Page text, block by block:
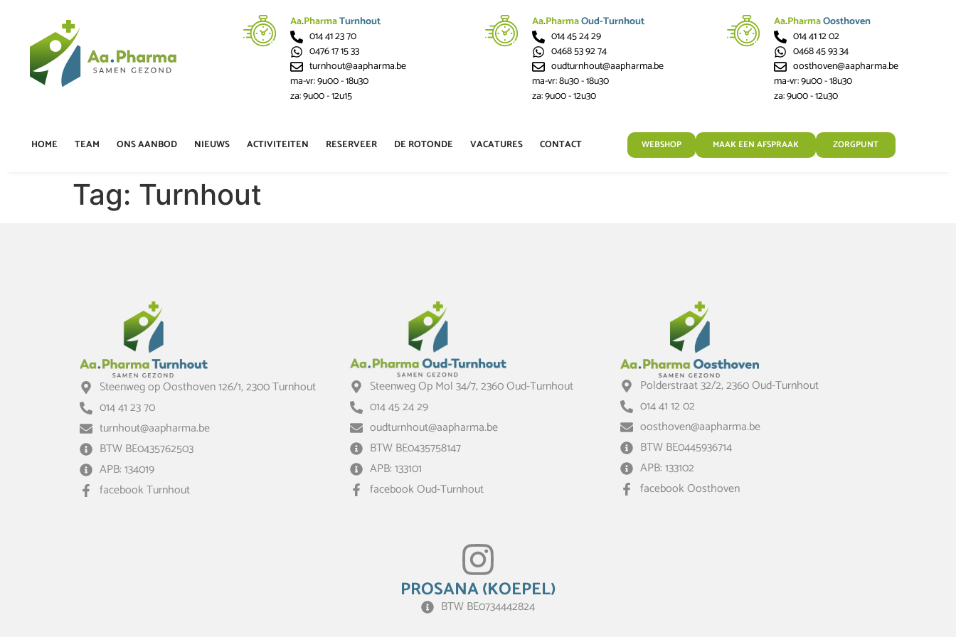
Aa.PharmaTurnhout
014 41 23 70
0476 17 15 33
turnhout@aapharma.be
ma-vr: 9u00 - 18u30
za: 9u00 - 12u15
Aa.PharmaOud-Turnhout
014 45 24 29
0468 53 92 74
oudturnhout@aapharma.be
ma-vr: 8u30 - 18u30
za: 9u00 - 12u30
Aa.PharmaOosthoven
014 41 12 02
0468 45 93 34
oosthoven@aapharma.be
ma-vr: 9u00 - 18u30
za: 9u00 - 12u30
HOME TEAM ONS AANBOD NIEUWS ACTIVITEITEN RESERVEER DE ROTONDE VACATURES CONTACT WEBSHOP MAAK EEN AFSPRAAK ZORGPUNT
Tag: Turnhout
Steenweg op Oosthoven 126/1, 2300 Turnhout
014 41 23 70
turnhout@aapharma.be
BTW BE0435762503
APB: 134019
facebook Turnhout
Steenweg Op Mol 34/7, 2360 Oud-Turnhout
014 45 24 29
oudturnhout@aapharma.be
BTW BE0435758147
APB: 133101
facebook Oud-Turnhout
Polderstraat 32/2, 2360 Oud-Turnhout
014 41 12 02
oosthoven@aapharma.be
BTW BE0445936714
APB: 133102
facebook Oosthoven
PROSANA (KOEPEL)
BTW BE0734442824